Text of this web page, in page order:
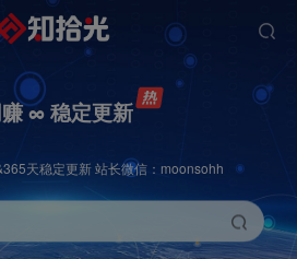
∞ 稳定更新
天稳定更新 站长微信：moonsohh